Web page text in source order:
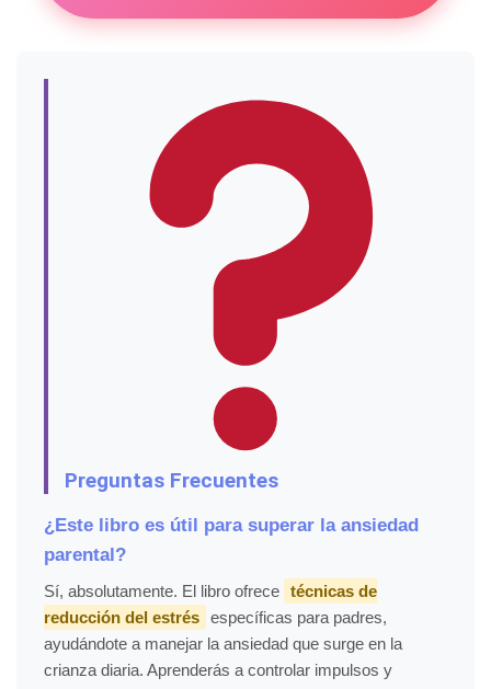
Preguntas Frecuentes
¿Este libro es útil para superar la ansiedad
parental?
Sí, absolutamente. El libro ofrece técnicas de
reducción del estrés específicas para padres,
ayudándote a manejar la ansiedad que surge en la
crianza diaria. Aprenderás a controlar impulsos y